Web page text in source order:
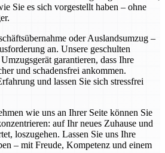
Sie es sich vorgestellt haben – ohne
oder Auslandsumzug –
an. Unsere geschulten
garantieren, dass Ihre
und schadensfrei ankommen.
und lassen Sie sich stressfrei
wie uns an Ihrer Seite können Sie
auf Ihr neues Zuhause und
loszugehen. Lassen Sie uns Ihre
– mit Freude, Kompetenz und einem